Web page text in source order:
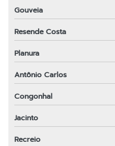
Gouveia
Resende Costa
Planura
Antônio Carlos
Congonhal
Jacinto
Recreio